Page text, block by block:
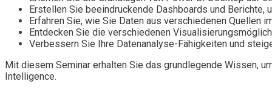
Erstellen Sie beeindruckende Dashboards und
Erfahren Sie, wie Sie Daten aus verschiedenen Quellen
Entdecken Sie die verschiedenen
Verbessern Sie Ihre Datenanalyse-Fähigkeiten und
Mit diesem Seminar erhalten Sie das grundlegende Wissen,
Intelligence.